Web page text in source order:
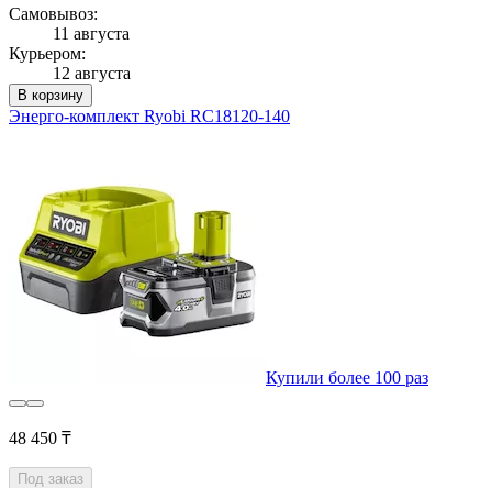
Самовывоз:
11 августа
Курьером:
12 августа
В корзину
Энерго-комплект Ryobi RC18120-140
Купили более 100 раз
48 450 ₸
Под заказ